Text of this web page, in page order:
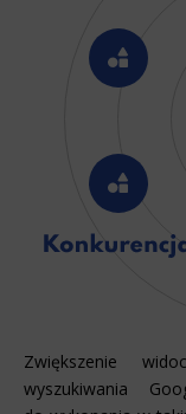
Zwiększenie
wyszukiwania